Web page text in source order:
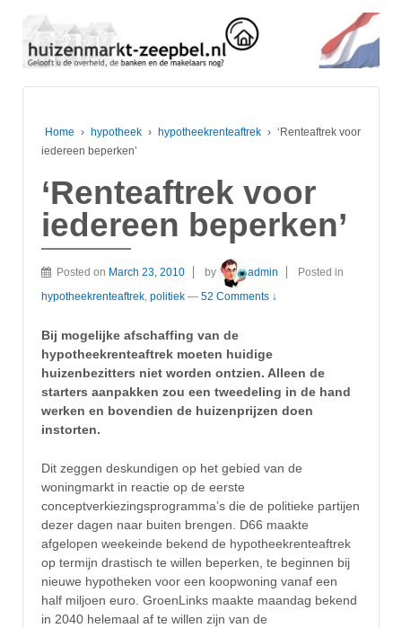
Home › hypotheek › hypotheekrenteaftrek › ‘Renteaftrek voor
iedereen beperken’
‘Renteaftrek voor
iedereen beperken’
Posted on March 23, 2010 by admin
Posted in
hypotheekrenteaftrek politiek — 52 Comments ↓
Bij mogelijke afschaffing van de
hypotheekrenteaftrek moeten huidige
huizenbezitters niet worden ontzien. Alleen de
starters aanpakken zou een tweedeling in de hand
werken en bovendien de huizenprijzen doen
instorten.
Dit zeggen deskundigen op het gebied van de
woningmarkt in reactie op de eerste
conceptverkiezingsprogramma’s die de politieke partijen
dezer dagen naar buiten brengen. D66 maakte
afgelopen weekeinde bekend de hypotheekrenteaftrek
op termijn drastisch te willen beperken, te beginnen bij
nieuwe hypotheken voor een koopwoning vanaf een
half miljoen euro. GroenLinks maakte maandag bekend
in 2040 helemaal af te willen zijn van de